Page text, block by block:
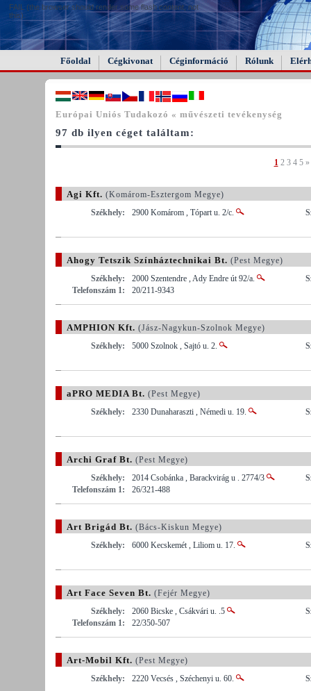
FAIL (the browser should render some flash content, not
this).
Főoldal Cégkivonat Céginformáció Rólunk
Európai Uniós Tudakozó « művészeti tevékenység
97 db ilyen céget találtam:
1 2 3 4 5 »
Agi Kft. (Komárom-Esztergom Megye)
Székhely:
2900 Komárom , Tópart u. 2/c.
Ahogy Tetszik Színháztechnikai Bt. (Pest Megye)
Székhely:
2000 Szentendre , Ady Endre út 92/a.
Telefonszám 1:
20/211-9343
AMPHION Kft. (Jász-Nagykun-Szolnok Megye)
Székhely:
5000 Szolnok , Sajtó u. 2.
aPRO MEDIA Bt. (Pest Megye)
Székhely:
2330 Dunaharaszti , Némedi u. 19.
Archi Graf Bt. (Pest Megye)
Székhely:
2014 Csobánka , Barackvirág u . 2774/3
Telefonszám 1:
26/321-488
Art Brigád Bt. (Bács-Kiskun Megye)
Székhely:
6000 Kecskemét , Liliom u. 17.
Art Face Seven Bt. (Fejér Megye)
Székhely:
2060 Bicske , Csákvári u. .5
Telefonszám 1:
22/350-507
Art-Mobil Kft. (Pest Megye)
Székhely:
2220 Vecsés , Széchenyi u. 60.